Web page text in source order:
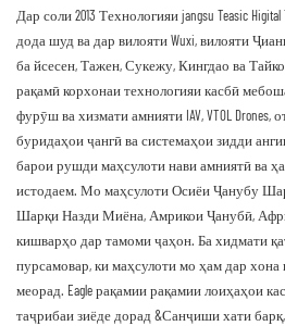
Дар соли 2013 Технологияи jangsu Teasic Higital
дода шуд ва дар вилояти Wuxi, вилояти
ба йсесен, Тажен, Сукежу, Кингдао ва
рақамӣ корхонаи технологияи касбӣ
фурӯш ва хизмати амнияти IAV, VTOL Drones,
буридаҳои ҷангӣ ва системаҳои зидди
барои рушди маҳсулоти нави амниятӣ ва
истодаем. Мо маҳсулоти Осиёи Ҷанубу
Шарқи Назди Миёна, Амрикои Ҷанубӣ,
кишварҳо дар тамоми ҷаҳон. Ба хидмати
пурсамовар, ки маҳсулоти мо ҳам дар хона
меорад. Eagle рақамии рақамии лоиҳаҳои
таҷрибаи зиёде дорад &Санҷиши хати